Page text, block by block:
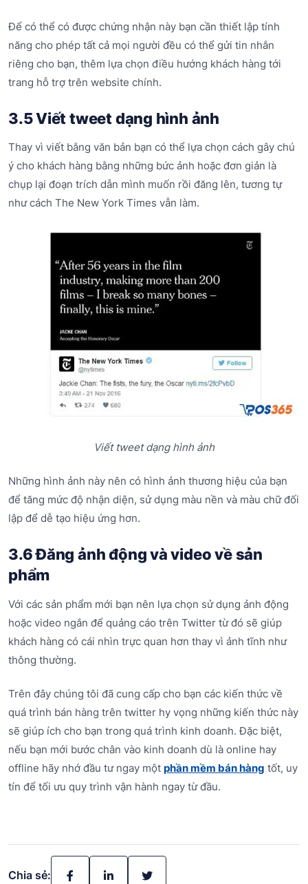
Để có thể có được chứng nhận này bạn cần thiết lập tính
năng cho phép tất cả mọi người đều có thể gửi tin nhắn
riêng cho bạn, thêm lựa chọn điều hướng khách hàng tới
trang hỗ trợ trên website chính.
3.5 Viết tweet dạng hình ảnh
Thay vì viết bằng văn bản bạn có thể lựa chọn cách gây chú
ý cho khách hàng bằng những bức ảnh hoặc đơn giản là
chụp lại đoạn trích dẫn mình muốn rồi đăng lên, tương tự
như cách The New York Times vẫn làm.
Viết tweet dạng hình ảnh
Những hình ảnh này nên có hình ảnh thương hiệu của bạn
để tăng mức độ nhận diện, sử dụng màu nền và màu chữ đối
lập để dễ tạo hiệu ứng hơn.
3.6 Đăng ảnh động và video về sản
phẩm
Với các sản phẩm mới bạn nên lựa chọn sử dụng ảnh động
hoặc video ngắn để quảng cáo trên Twitter từ đó sẽ giúp
khách hàng có cái nhìn trực quan hơn thay vì ảnh tĩnh như
thông thường.
Trên đây chúng tôi đã cung cấp cho bạn các kiến thức về
quá trình bán hàng trên twitter hy vọng những kiến thức này
sẽ giúp ích cho bạn trong quá trình kinh doanh. Đặc biệt,
nếu bạn mới bước chân vào kinh doanh dù là online hay
offline hãy nhớ đầu tư ngay một phần mềm bán hàng tốt, uy
tín để tối ưu quy trình vận hành ngay từ đầu.
Chia sẻ: